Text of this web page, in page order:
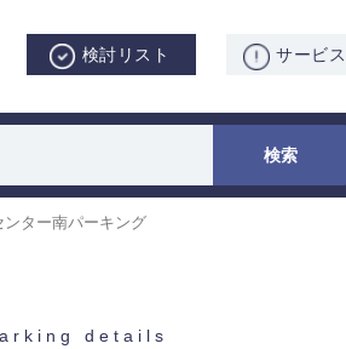
検討リスト サービ
ンター南パーキング
details